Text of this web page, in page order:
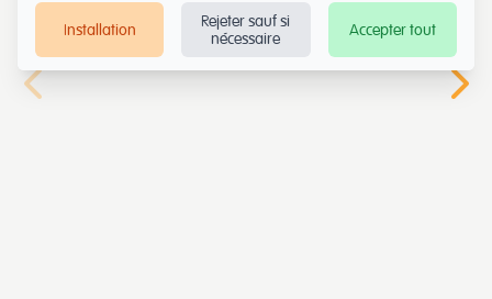
Installation
Rejeter sauf si
nécessaire
Accepter tout